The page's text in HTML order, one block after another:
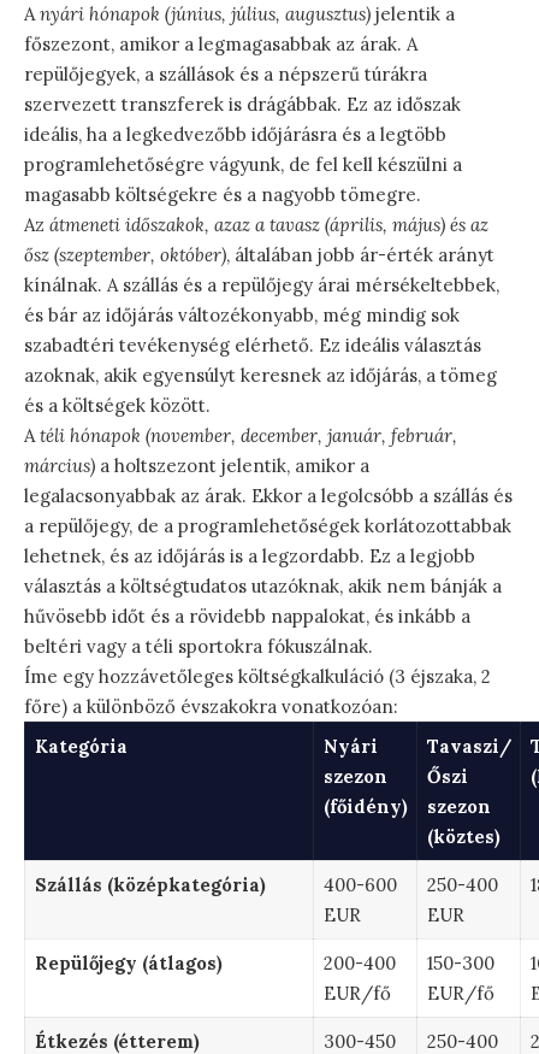
A nyári hónapok (június, július, augusztus) jelentik a
főszezont, amikor a legmagasabbak az árak. A
repülőjegyek, a szállások és a népszerű túrákra
szervezett transzferek is drágábbak. Ez az időszak
ideális, ha a legkedvezőbb időjárásra és a legtöbb
programlehetőségre vágyunk, de fel kell készülni a
magasabb költségekre és a nagyobb tömegre.
Az átmeneti időszakok, azaz a tavasz (április, május) és az
ősz (szeptember, október), általában jobb ár-érték arányt
kínálnak. A szállás és a repülőjegy árai mérsékeltebbek,
és bár az időjárás változékonyabb, még mindig sok
szabadtéri tevékenység elérhető. Ez ideális választás
azoknak, akik egyensúlyt keresnek az időjárás, a tömeg
és a költségek között.
A téli hónapok (november, december, január, február,
március) a holtszezont jelentik, amikor a
legalacsonyabbak az árak. Ekkor a legolcsóbb a szállás és
a repülőjegy, de a programlehetőségek korlátozottabbak
lehetnek, és az időjárás is a legzordabb. Ez a legjobb
választás a költségtudatos utazóknak, akik nem bánják a
hűvösebb időt és a rövidebb nappalokat, és inkább a
beltéri vagy a téli sportokra fókuszálnak.
Íme egy hozzávetőleges költségkalkuláció (3 éjszaka, 2
főre) a különböző évszakokra vonatkozóan:
Kategória
Nyári
szezon
(főidény)
Tavaszi/
Őszi
szezon
(köztes)
Szállás (középkategória)
400-600
EUR
250-400
EUR
Repülőjegy (átlagos)
200-400
EUR/fő
150-300
EUR/fő
Étkezés (étterem)
300-450
250-400